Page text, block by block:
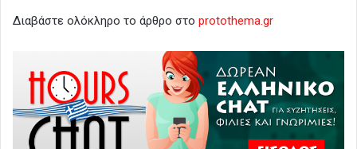
Διαβάστε ολόκληρο το άρθρο στο protothema.gr